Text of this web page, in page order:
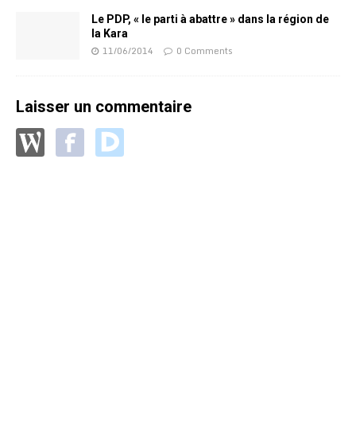
Le PDP, « le parti à abattre » dans la région de
la Kara
11/06/2014 0 Comments
Laisser un commentaire